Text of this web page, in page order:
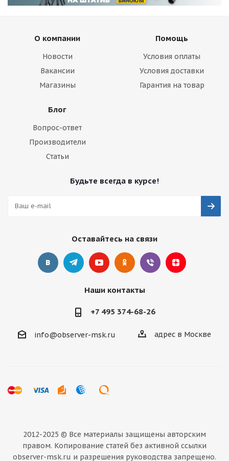
О компании
Новости
Вакансии
Магазины
Помощь
Условия оплаты
Условия доставки
Гарантия на товар
Блог
Вопрос-ответ
Производители
Статьи
Будьте всегда в курсе!
Оставайтесь на связи
Наши контакты
+7 495 374-68-26
info@observer-msk.ru адрес в Москве
2012-2025 © Все материалы защищены авторским
правом. Копирование статей без активной ссылки
observer-msk.ru и разрешения руководства запрещено.